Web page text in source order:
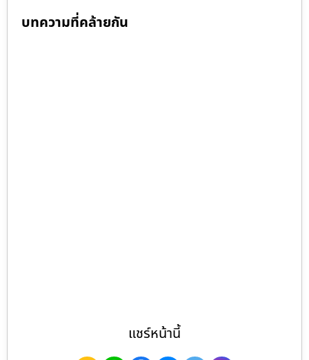
บทความที่คล้ายกัน
แชร์หน้านี้